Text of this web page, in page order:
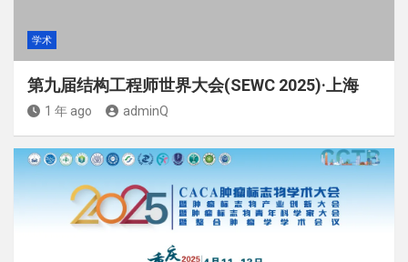
学术
第九届结构工程师世界大会(SEWC 2025)·上海
1 年 ago adminQ